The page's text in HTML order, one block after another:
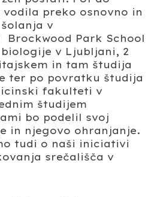
preko osnovno in
v
Park School
v Ljubljani, 2
in tam študija
ter po povratku študija
fakulteti v
študijem
bo podelil svoj
in njegovo ohranjanje.
tudi o naši iniciativi
srečališča v